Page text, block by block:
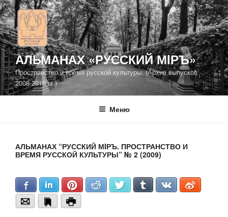
Перейти
к
содержимому
АЛЬМАНАХ «РУССКИЙ МIРЪ»
Пространство и время русской культуры. (Архив выпусков
2008-2016 гг.)
Меню
АЛЬМАНАХ “РУССКИЙ МIРЪ. ПРОСТРАНСТВО И
ВРЕМЯ РУССКОЙ КУЛЬТУРЫ” № 2 (2009)
FacebookLinkedInPinterestReddit Twitter TumblrVKontakteWeibo
Email
BookmarkPrint